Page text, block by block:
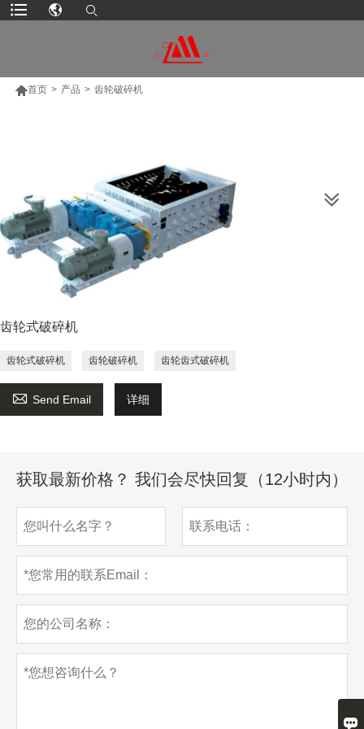
首页 > 产品 > 齿轮破碎机
更多产品
齿轮式破碎机
齿轮式破碎机 齿轮破碎机 齿轮齿式破碎机
 Send Email 详细
获取最新价格？ 我们会尽快回复（12小时内）
